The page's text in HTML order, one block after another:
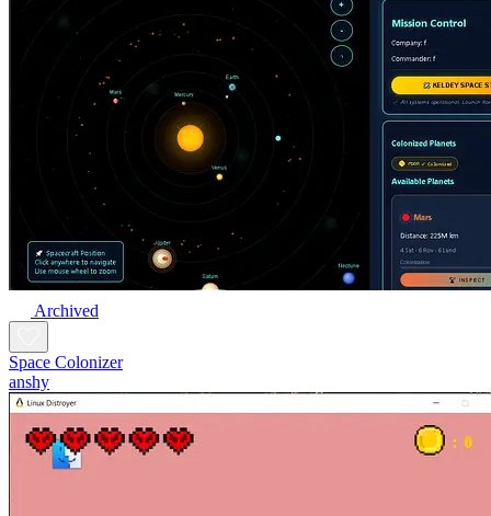
Archived
Space Colonizer
anshy